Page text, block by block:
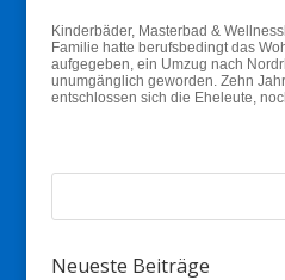
Kinderbäder, Masterbad &
Familie hatte berufsbedingt das
aufgegeben, ein Umzug nach
unumgänglich geworden. Zehn
entschlossen sich die Eheleute,
Neueste Beiträge